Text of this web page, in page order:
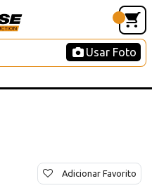
Usar Foto
Adicionar Favorito